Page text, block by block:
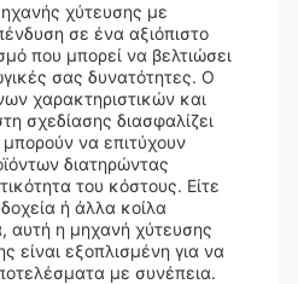
χύτευσης με
σε ένα αξιόπιστο
που μπορεί να βελτιώσει
σας δυνατότητες. Ο
χαρακτηριστικών και
σχεδίασης διασφαλίζει
να επιτύχουν
διατηρώντας
του κόστους. Είτε
ή άλλα κοίλα
αυτή η μηχανή χύτευσης
είναι εξοπλισμένη για να
με συνέπεια.